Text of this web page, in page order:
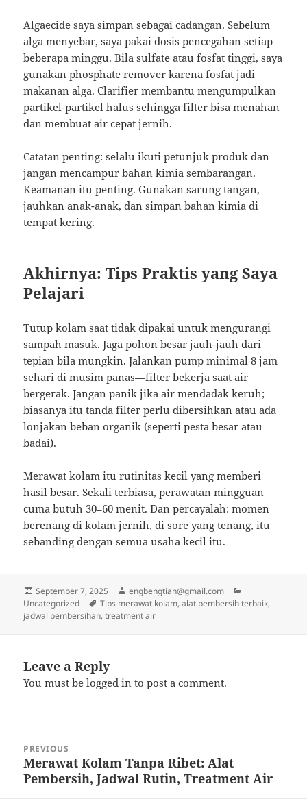
Algaecide saya simpan sebagai cadangan. Sebelum
alga menyebar, saya pakai dosis pencegahan setiap
beberapa minggu. Bila sulfate atau fosfat tinggi, saya
gunakan phosphate remover karena fosfat jadi
makanan alga. Clarifier membantu mengumpulkan
partikel-partikel halus sehingga filter bisa menahan
dan membuat air cepat jernih.
Catatan penting: selalu ikuti petunjuk produk dan
jangan mencampur bahan kimia sembarangan.
Keamanan itu penting. Gunakan sarung tangan,
jauhkan anak-anak, dan simpan bahan kimia di
tempat kering.
Akhirnya: Tips Praktis yang Saya
Pelajari
Tutup kolam saat tidak dipakai untuk mengurangi
sampah masuk. Jaga pohon besar jauh-jauh dari
tepian bila mungkin. Jalankan pump minimal 8 jam
sehari di musim panas—filter bekerja saat air
bergerak. Jangan panik jika air mendadak keruh;
biasanya itu tanda filter perlu dibersihkan atau ada
lonjakan beban organik (seperti pesta besar atau
badai).
Merawat kolam itu rutinitas kecil yang memberi
hasil besar. Sekali terbiasa, perawatan mingguan
cuma butuh 30–60 menit. Dan percayalah: momen
berenang di kolam jernih, di sore yang tenang, itu
sebanding dengan semua usaha kecil itu.
Posted
on
September 7, 2025 Author
engbengtian@gmail.com
Uncategorized
Tags
Tips merawat kolam, alat pembersih terbaik,
jadwal pembersihan, treatment air
Leave a Reply
You must belogged in to post a comment.
navigation
PREVIOUS
Previous
post:
Merawat Kolam Tanpa Ribet: Alat
Pembersih, Jadwal Rutin, Treatment Air